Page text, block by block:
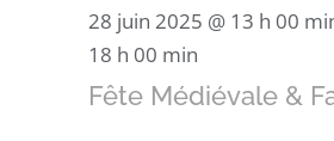
28 juin 2025 @ 13 h 00
18 h 00 min
Fête Médiévale &